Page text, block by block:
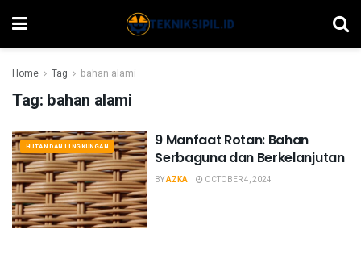
Home Tag bahan alami
Tag: bahan alami
HUTAN DAN LINGKUNGAN
9 Manfaat Rotan: Bahan
Serbaguna dan Berkelanjutan
BYAZKA OCTOBER 4, 2024